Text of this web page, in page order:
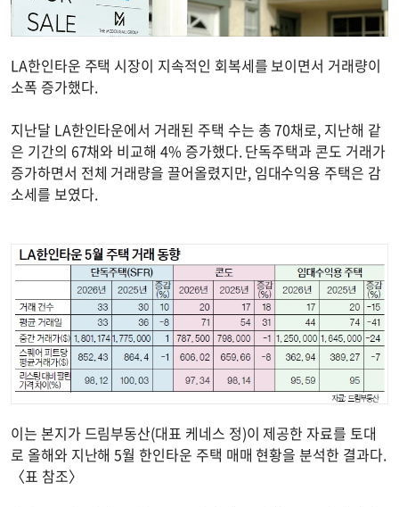
LA한인타운 주택 시장이 지속적인 회복세를 보이면서 거래량이
소폭 증가했다.
지난달 LA한인타운에서 거래된 주택 수는 총 70채로, 지난해 같
은 기간의 67채와 비교해 4% 증가했다. 단독주택과 콘도 거래가
증가하면서 전체 거래량을 끌어올렸지만, 임대수익용 주택은 감
소세를 보였다.
이는 본지가 드림부동산(대표 케네스 정)이 제공한 자료를 토대
로 올해와 지난해 5월 한인타운 주택 매매 현황을 분석한 결과다.
〈표 참조〉